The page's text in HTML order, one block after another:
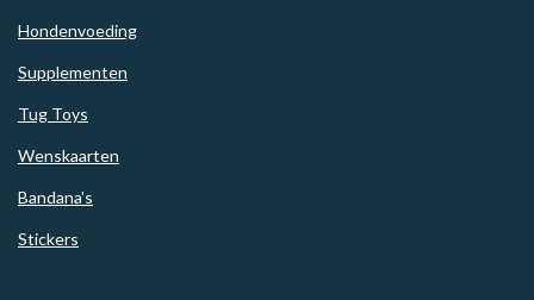
Hondenvoeding
Supplementen
Tug Toys
Wenskaarten
Bandana's
Stickers